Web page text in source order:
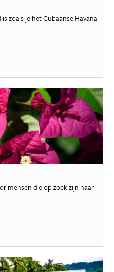
zoals je het Cubaanse Havana
mensen die op zoek zijn naar